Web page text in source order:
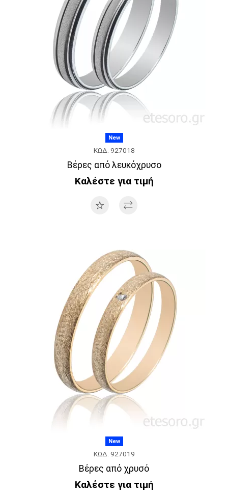
New
ΚΩΔ. 927018
Βέρες από λευκόχρυσο
Καλέστε για τιμή
New
ΚΩΔ. 927019
Βέρες από χρυσό
Καλέστε για τιμή